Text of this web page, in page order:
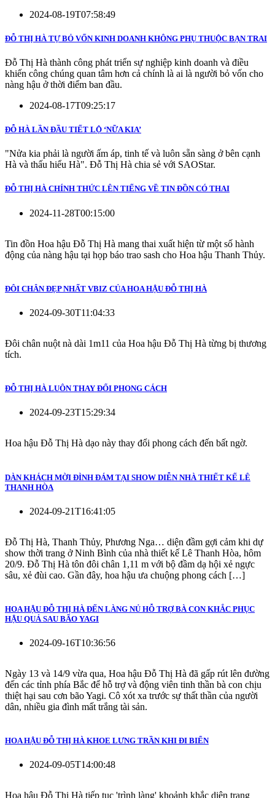
2024-08-19T07:58:49
ĐỖ THỊ HÀ TỰ BỎ VỐN KINH DOANH KHÔNG PHỤ THUỘC BẠN TRAI
Đỗ Thị Hà thành công phát triển sự nghiệp kinh doanh và điều
khiến công chúng quan tâm hơn cả chính là ai là người bỏ vốn cho
nàng hậu ở thời điểm ban đầu.
2024-08-17T09:25:17
ĐỖ HÀ LẦN ĐẦU TIẾT LỘ ‘NỮA KIA’
"Nửa kia phải là người ấm áp, tinh tế và luôn sẵn sàng ở bên cạnh
Hà và thấu hiểu Hà". Đỗ Thị Hà chia sẻ với SAOStar.
ĐỖ THỊ HÀ CHÍNH THỨC LÊN TIẾNG VỀ TIN ĐỒN CÓ THAI
2024-11-28T00:15:00
Tin đồn Hoa hậu Đỗ Thị Hà mang thai xuất hiện từ một số hành
động của nàng hậu tại họp báo trao sash cho Hoa hậu Thanh Thủy.
ĐÔI CHÂN ĐẸP NHẤT VBIZ CỦA HOA HẬU ĐỖ THỊ HÀ
2024-09-30T11:04:33
Đôi chân nuột nà dài 1m11 của Hoa hậu Đỗ Thị Hà từng bị thương
tích.
ĐỖ THỊ HÀ LUÔN THAY ĐỔI PHONG CÁCH
2024-09-23T15:29:34
Hoa hậu Đỗ Thị Hà dạo này thay đổi phong cách đến bất ngờ.
DÀN KHÁCH MỜI ĐÌNH ĐÁM TẠI SHOW DIỄN NHÀ THIẾT KẾ LÊ
THANH HÒA
2024-09-21T16:41:05
Đỗ Thị Hà, Thanh Thủy, Phương Nga… diện đầm gợi cảm khi dự
show thời trang ở Ninh Bình của nhà thiết kế Lê Thanh Hòa, hôm
20/9. Đỗ Thị Hà tôn đôi chân 1,11 m với bộ đầm dạ hội xẻ ngực
sâu, xẻ đùi cao. Gần đây, hoa hậu ưa chuộng phong cách […]
HOA HẬU ĐỖ THỊ HÀ ĐẾN LÀNG NỦ HỖ TRỢ BÀ CON KHẮC PHỤC
HẬU QUẢ SAU BÃO YAGI
2024-09-16T10:36:56
Ngày 13 và 14/9 vừa qua, Hoa hậu Đỗ Thị Hà đã gấp rút lên đường
đến các tỉnh phía Bắc để hỗ trợ và động viên tinh thần bà con chịu
thiệt hại sau cơn bão Yagi. Cô xót xa trước sự thất thần của người
dân, nhiều gia đình mất trắng tài sản.
HOA HẬU ĐỖ THỊ HÀ KHOE LƯNG TRẦN KHI ĐI BIỂN
2024-09-05T14:00:48
Hoa hậu Đỗ Thị Hà tiếp tục 'trình làng' khoảnh khắc diện trang